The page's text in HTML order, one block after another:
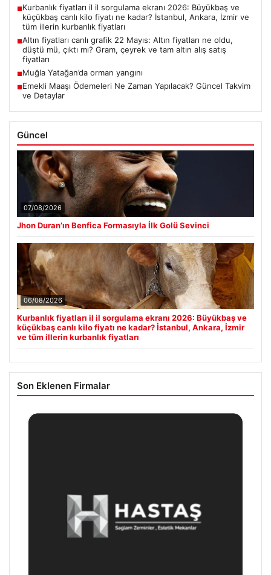
■Kurbanlık fiyatları il il sorgulama ekranı 2026: Büyükbaş ve
küçükbaş canlı kilo fiyatı ne kadar? İstanbul, Ankara, İzmir ve
tüm illerin kurbanlık fiyatları
■Altın fiyatları canlı grafik 22 Mayıs: Altın fiyatları ne oldu,
düştü mü, çıktı mı? Gram, çeyrek ve tam altın alış satış
fiyatları
■Muğla Yatağan’da orman yangını
■Emekli Maaşı Ödemeleri Ne Zaman Yapılacak? Güncel Takvim
ve Detaylar
Güncel
07/08/2026
Jhon Duran’ın Benfica Formasıyla İlk Golü Sevinci
06/08/2026
Kurbanlık fiyatları il il sorgulama ekranı 2026: Büyükbaş ve
küçükbaş canlı kilo fiyatı ne kadar? İstanbul, Ankara, İzmir
ve tüm illerin kurbanlık fiyatları
Son Eklenen Firmalar